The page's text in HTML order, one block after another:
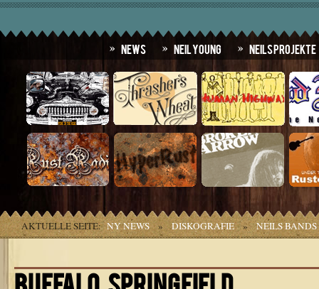
News Neil Young Neils Projekte
AKTUELLE SEITE: NY NEWS » DISKOGRAFIE » NEILS BANDS